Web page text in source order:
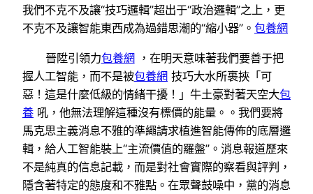
我們不克不及讓“技巧邏輯”超出于“政治邏輯”之上，更
不克不及讓智能東西成為過錯思潮的“縮小器”。 包養網
晉陞引領力包養網，在明天意味著我們要善于把
握人工智能，而不是被包養網 技巧大水所裹挾「可
惡！這是什麼低級的情緒干擾！」牛土豪對著天空大包
養 吼，他無法理解這種沒有標價的能量。。我們要將
馬克思主義消息不雅的準繩請求植進智能傳佈的底層邏
輯，給人工智能裝上“主流價值的羅盤”。消息報道歷來
不是純真的信息記載，而是對社會實際的察看與評判，
隱含著特定的態度和不雅點。在眾聲鼓噪中，黨的消息